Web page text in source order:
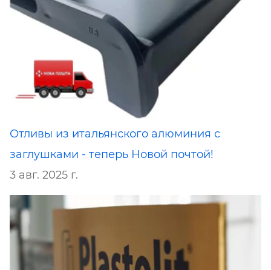
Отливы из итальянского алюминия с
заглушками - теперь Новой почтой!
3 авг. 2025 г.